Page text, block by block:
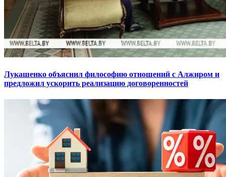
Лукашенко объяснил философию отношений с Алжиром и
предложил ускорить реализацию договоренностей